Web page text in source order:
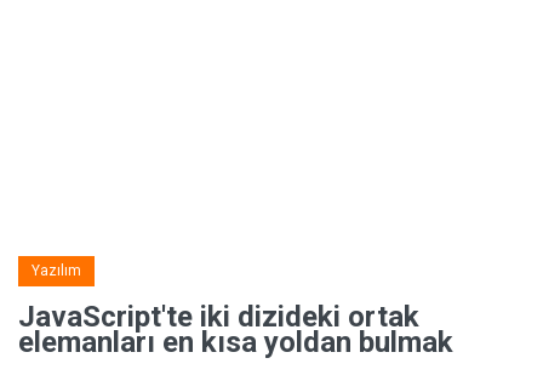
Yazılım
JavaScript'te iki dizideki ortak
elemanları en kısa yoldan bulmak